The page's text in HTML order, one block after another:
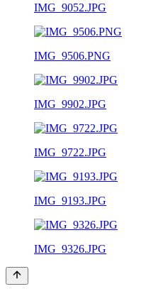
IMG_9052.JPG
IMG_9506.PNG
IMG_9902.JPG
IMG_9722.JPG
IMG_9193.JPG
IMG_9326.JPG